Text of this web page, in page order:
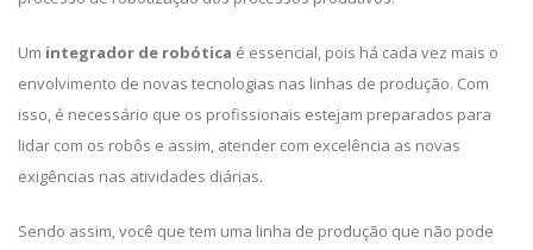
Um integrador de robótica é essencial, pois há cada vez mais o
envolvimento de novas tecnologias nas linhas de produção. Com
isso, é necessário que os profissionais estejam preparados para
lidar com os robôs e assim, atender com excelência as novas
exigências nas atividades diárias.
Sendo assim, você que tem uma linha de produção que não pode